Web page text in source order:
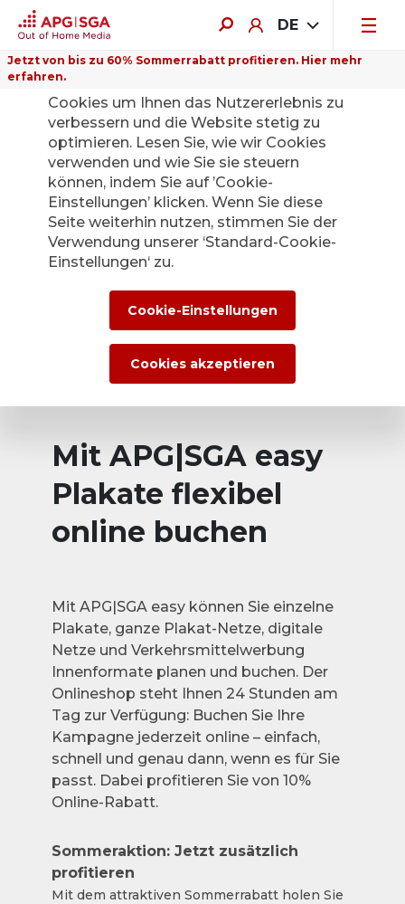
DE
Jetzt von bis zu 60% Sommerrabatt profitieren. Hier mehr
erfahren.
Profitieren Sie von einem
attraktiven
Sommerrabatt
Jetzt mit bis zu 60% Rabatt buchen.
Mit APG|SGA easy
Plakate flexibel
online buchen
Mit APG|SGA easy können Sie einzelne
Plakate, ganze Plakat-Netze, digitale
Netze und Verkehrsmittelwerbung
Innenformate planen und buchen. Der
Onlineshop steht Ihnen 24 Stunden am
Tag zur Verfügung: Buchen Sie Ihre
Kampagne jederzeit online – einfach,
schnell und genau dann, wenn es für Sie
passt. Dabei profitieren Sie von 10%
Online-Rabatt.
Sommeraktion: Jetzt zusätzlich
profitieren
Mit dem attraktiven Sommerrabatt holen Sie
Auf dieser Website verwenden wir
Cookies um Ihnen das Nutzererlebnis zu
verbessern und die Website stetig zu
optimieren. Lesen Sie, wie wir Cookies
verwenden und wie Sie sie steuern
können, indem Sie auf ’Cookie-
Einstellungen’ klicken. Wenn Sie diese
Seite weiterhin nutzen, stimmen Sie der
Verwendung unserer ‘Standard-Cookie-
Einstellungen‘ zu.
Cookie-Einstellungen
Cookies akzeptieren